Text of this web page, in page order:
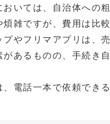
いては、自治体への
雑ですが、費用は比
プやフリマアプリは、
があるものの、手続き
、電話一本で依頼でき